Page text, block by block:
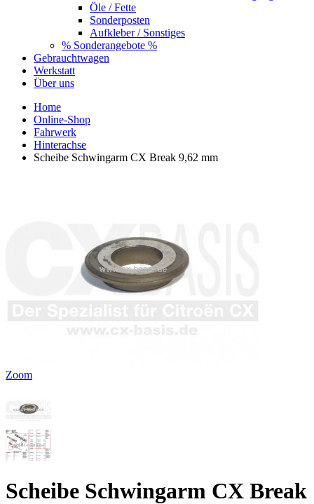
Öle / Fette
Sonderposten
Aufkleber / Sonstiges
% Sonderangebote %
Gebrauchtwagen
Werkstatt
Über uns
Home
Online-Shop
Fahrwerk
Hinterachse
Scheibe Schwingarm CX Break 9,62 mm
Zoom
Scheibe Schwingarm CX Break